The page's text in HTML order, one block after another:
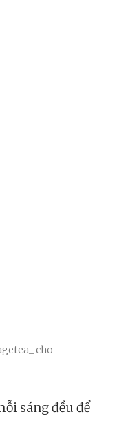
cho
sáng đều để